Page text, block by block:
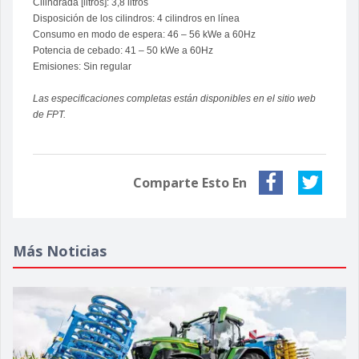
Cilindrada [litros]: 3,8 litros
Disposición de los cilindros: 4 cilindros en línea
Consumo en modo de espera: 46 – 56 kWe a 60Hz
Potencia de cebado: 41 – 50 kWe a 60Hz
Emisiones: Sin regular
Las especificaciones completas están disponibles en el sitio web
de FPT.
Comparte Esto En
Más Noticias